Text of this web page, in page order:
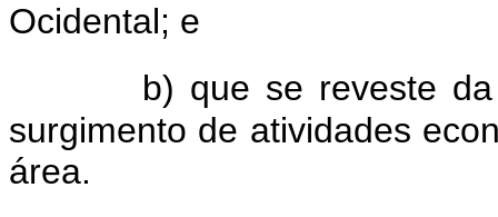
Ocidental; e
b) que se reveste
surgimento de atividades
área.